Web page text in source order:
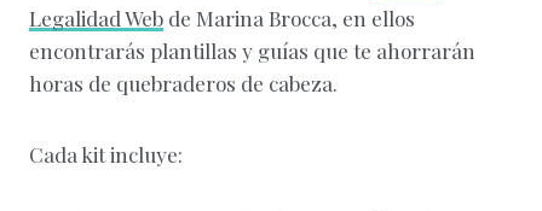
Legalidad Web de Marina Brocca, en ellos
encontrarás plantillas y guías que te ahorrarán
horas de quebraderos de cabeza.
Cada kit incluye: